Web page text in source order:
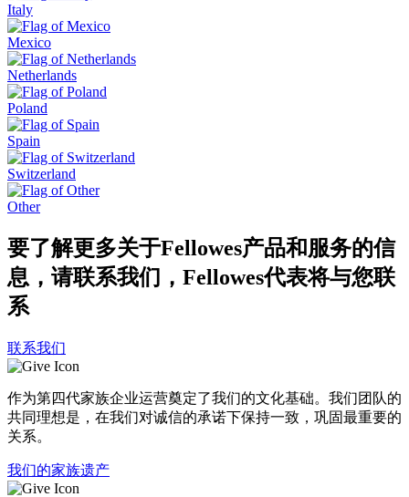
Italy
Mexico
Netherlands
Poland
Spain
Switzerland
Other
要了解更多关于Fellowes产品和服务的信
息，请联系我们，Fellowes代表将与您联
系
联系我们
作为第四代家族企业运营奠定了我们的文化基础。我们团队的
共同理想是，在我们对诚信的承诺下保持一致，巩固最重要的
关系。
我们的家族遗产